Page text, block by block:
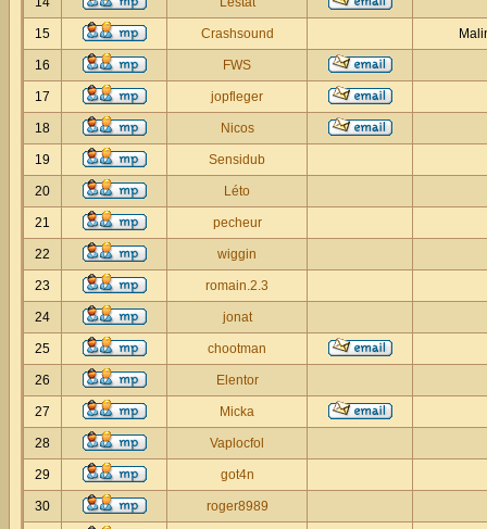
15 Crashsound
16 FWS
17 jopfleger
18 Nicos
19 Sensidub
20 Léto
21 pecheur
22 wiggin
23 romain.2.3
24 jonat
25 chootman
26 Elentor
27 Micka
28 Vaplocfol
29 got4n
30 roger8989